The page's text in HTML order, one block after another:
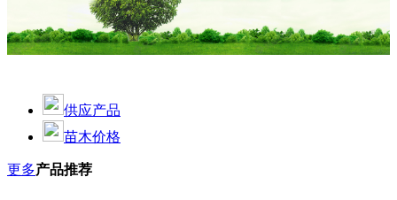
供应产品
苗木价格
更多产品推荐